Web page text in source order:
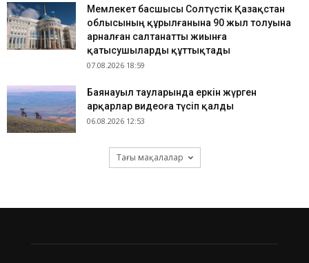
Мемлекет басшысы Солтүстік Қазақстан
облысының құрылғанына 90 жыл толуына
арналған салтанатты жиынға
қатысушыларды құттықтады
07.08.2026 18:59
Баянауыл тауларында еркін жүрген
арқарлар видеоға түсіп қалды
06.08.2026 12:53
Тағы мақалалар